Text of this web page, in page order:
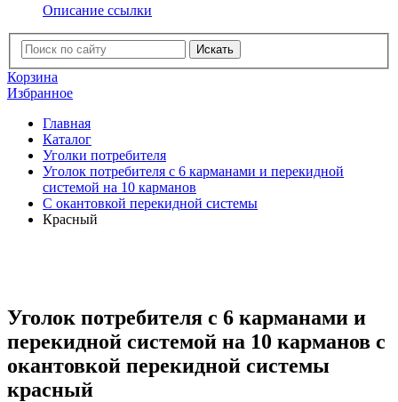
Описание ссылки
Искать
Корзина
Избранное
Главная
Каталог
Уголки потребителя
Уголок потребителя с 6 карманами и перекидной
системой на 10 карманов
С окантовкой перекидной системы
Красный
Уголок потребителя с 6 карманами и
перекидной системой на 10 карманов с
окантовкой перекидной системы
красный